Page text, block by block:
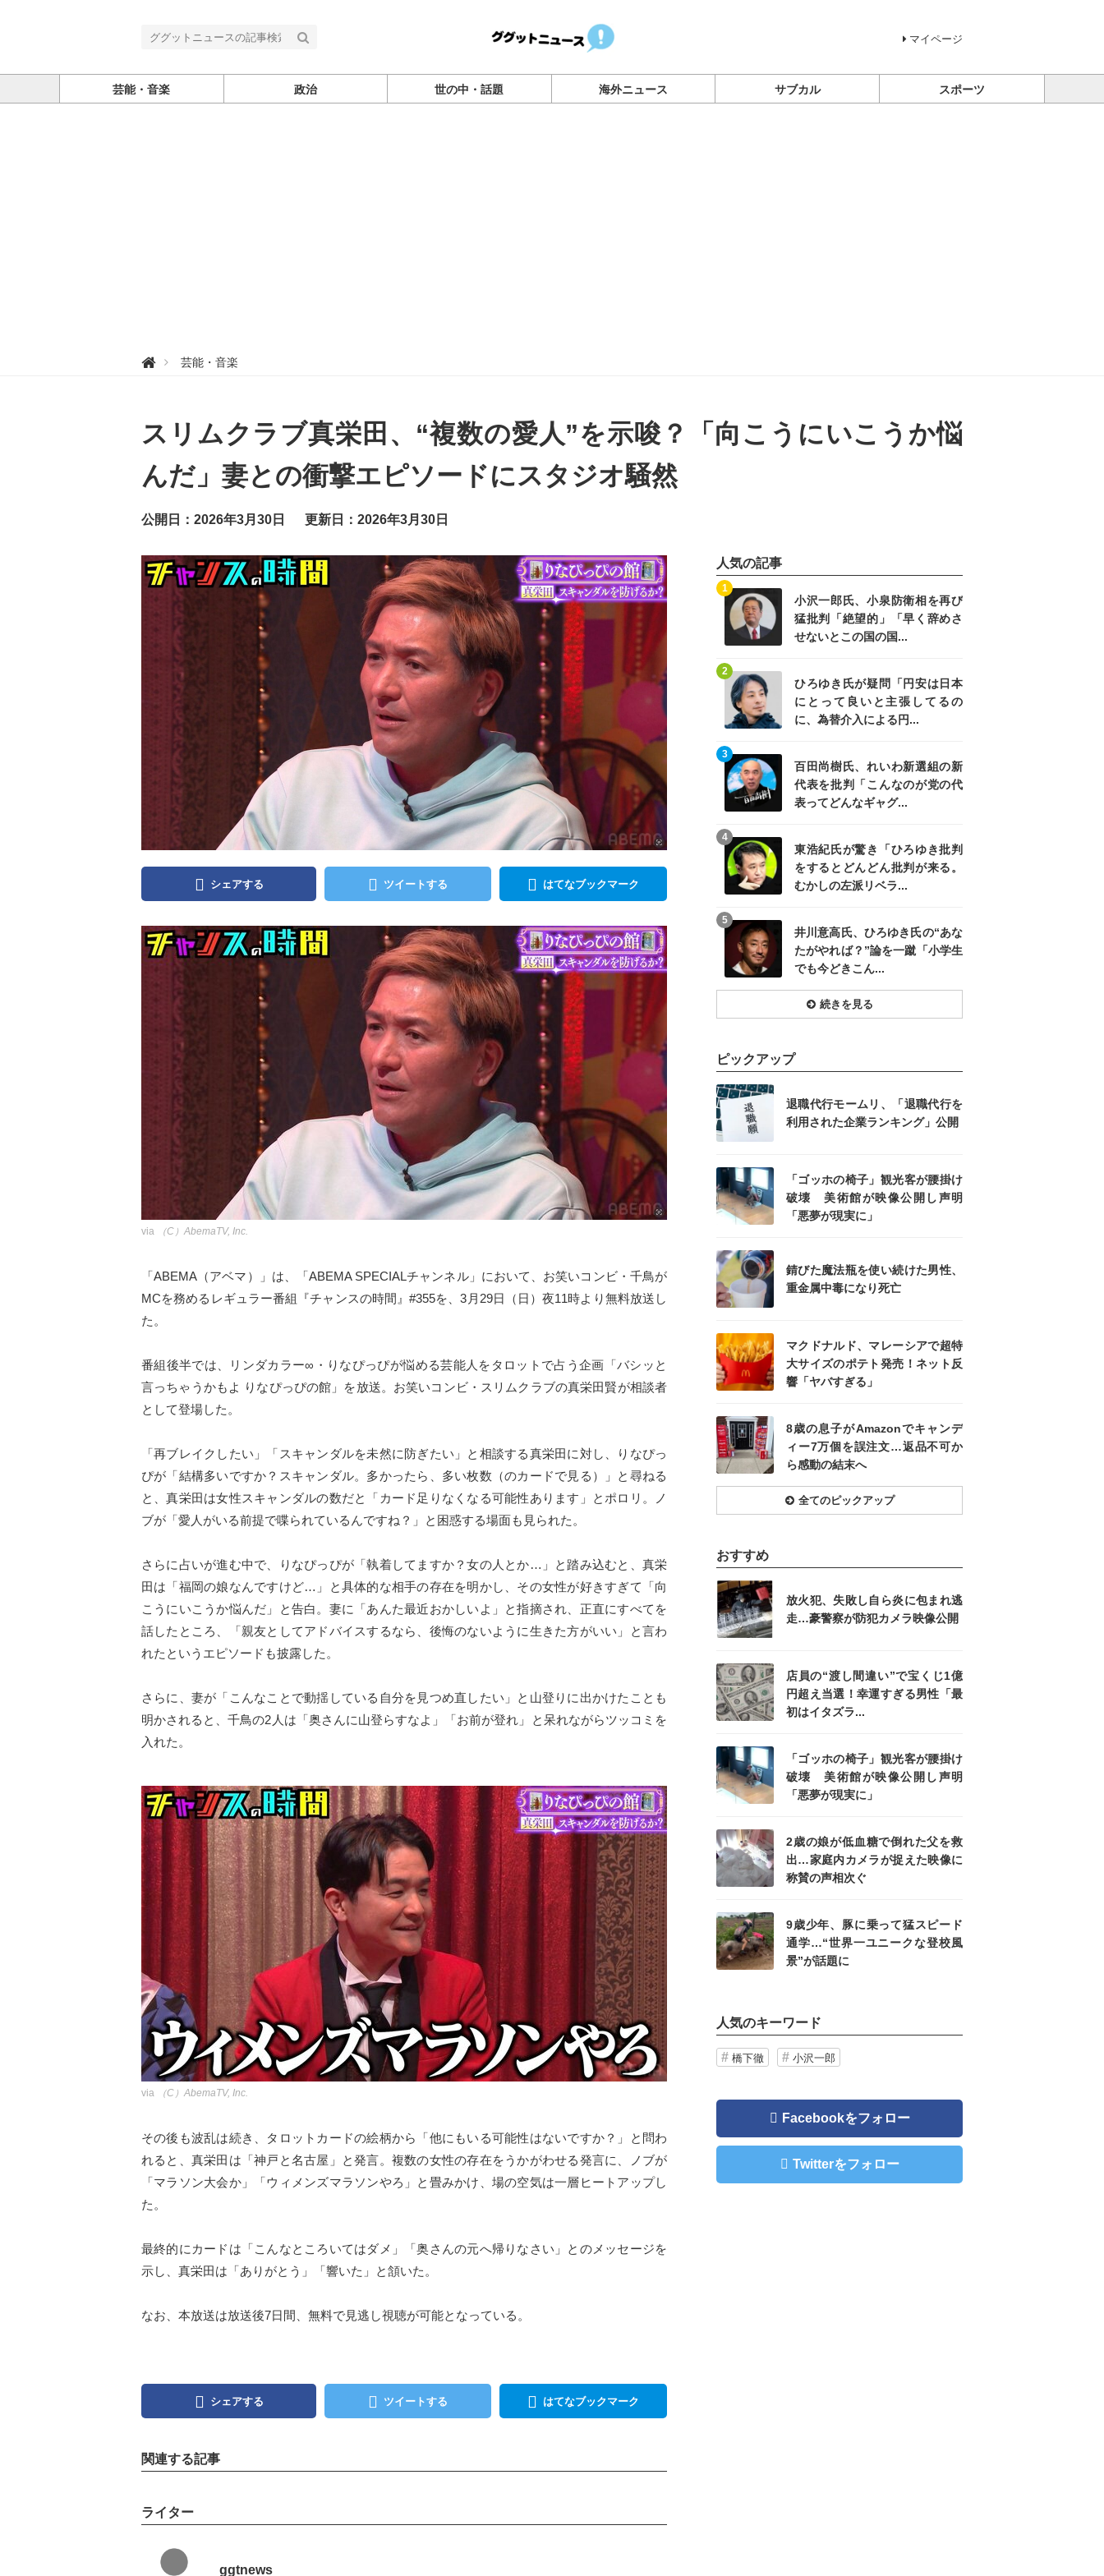
マイページ
芸能・音楽 政治 世の中・話題 海外ニュース サブカル スポーツ
グ
ー
ス
芸能・音楽
スリムクラブ真栄田、“複数の愛人”を示唆？「向こうにいこうか悩
んだ」妻との衝撃エピソードにスタジオ騒然
公開日：2026年3月30日 更新日：2026年3月30日
シェアする ツイートする はてなブックマーク
via （C）AbemaTV, Inc.
「ABEMA（アベマ）」は、「ABEMA SPECIALチャンネル」において、お笑いコンビ・千鳥が
MCを務めるレギュラー番組『チャンスの時間』#355を、3月29日（日）夜11時より無料放送し
た。
番組後半では、リンダカラー∞・りなぴっぴが悩める芸能人をタロットで占う企画「バシッと
言っちゃうかもよ りなぴっぴの館」を放送。お笑いコンビ・スリムクラブの真栄田賢が相談者
として登場した。
「再ブレイクしたい」「スキャンダルを未然に防ぎたい」と相談する真栄田に対し、りなぴっ
ぴが「結構多いですか？スキャンダル。多かったら、多い枚数（のカードで見る）」と尋ねる
と、真栄田は女性スキャンダルの数だと「カード足りなくなる可能性あります」とポロリ。ノ
ブが「愛人がいる前提で喋られているんですね？」と困惑する場面も見られた。
さらに占いが進む中で、りなぴっぴが「執着してますか？女の人とか…」と踏み込むと、真栄
田は「福岡の娘なんですけど…」と具体的な相手の存在を明かし、その女性が好きすぎて「向
こうにいこうか悩んだ」と告白。妻に「あんた最近おかしいよ」と指摘され、正直にすべてを
話したところ、「親友としてアドバイスするなら、後悔のないように生きた方がいい」と言わ
れたというエピソードも披露した。
さらに、妻が「こんなことで動揺している自分を見つめ直したい」と山登りに出かけたことも
明かされると、千鳥の2人は「奥さんに山登らすなよ」「お前が登れ」と呆れながらツッコミを
入れた。
via （C）AbemaTV, Inc.
その後も波乱は続き、タロットカードの絵柄から「他にもいる可能性はないですか？」と問わ
れると、真栄田は「神戸と名古屋」と発言。複数の女性の存在をうかがわせる発言に、ノブが
「マラソン大会か」「ウィメンズマラソンやろ」と畳みかけ、場の空気は一層ヒートアップし
た。
最終的にカードは「こんなところいてはダメ」「奥さんの元へ帰りなさい」とのメッセージを
示し、真栄田は「ありがとう」「響いた」と頷いた。
なお、本放送は放送後7日間、無料で見逃し視聴が可能となっている。
シェアする ツイートする はてなブックマーク
関連する記事
ライター
ggtnews
人気の記事
小沢一郎氏、小泉防衛相を再び
猛批判「絶望的」「早く辞めさ
せないとこの国の国...
1
記事を読む
ひろゆき氏が疑問「円安は日本
にとって良いと主張してるの
に、為替介入による円...
2
記事を読む
百田尚樹氏、れいわ新選組の新
代表を批判「こんなのが党の代
表ってどんなギャグ...
3
東浩紀氏が驚き「ひろゆき批判
をするとどんどん批判が来る。
むかしの左派リベラ...
4
記事を読む
井川意高氏、ひろゆき氏の“あな
たがやれば？”論を一蹴「小学生
でも今どきこん...
5
続きを見る
ピックアップ
退職代行モームリ、「退職代行を
利用された企業ランキング」公開
記事を読む
「ゴッホの椅子」観光客が腰掛け
破壊 美術館が映像公開し声明
「悪夢が現実に」
記事を読む
錆びた魔法瓶を使い続けた男性、
重金属中毒になり死亡
マクドナルド、マレーシアで超特
大サイズのポテト発売！ネット反
響「ヤバすぎる」
8歳の息子がAmazonでキャンデ
ィー7万個を誤注文…返品不可か
ら感動の結末へ
全てのピックアップ
おすすめ
放火犯、失敗し自ら炎に包まれ逃
走…豪警察が防犯カメラ映像公開
記事を読む
店員の“渡し間違い”で宝くじ1億
円超え当選！幸運すぎる男性「最
初はイタズラ...
「ゴッホの椅子」観光客が腰掛け
破壊 美術館が映像公開し声明
「悪夢が現実に」
2歳の娘が低血糖で倒れた父を救
出…家庭内カメラが捉えた映像に
称賛の声相次ぐ
記事を読む
9歳少年、豚に乗って猛スピード
通学…“世界一ユニークな登校風
景”が話題に
記事を読む
人気のキーワード
橋下徹 小沢一郎
Facebookをフォロー
Twitterをフォロー